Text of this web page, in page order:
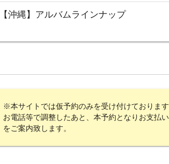
【沖縄】アルバムラインナップ
※本サイトでは仮予約のみを受け付けておりま
お電話等で調整したあと、本予約となりお支払
をご案内致します。
室内 アクティビティー サンライズ